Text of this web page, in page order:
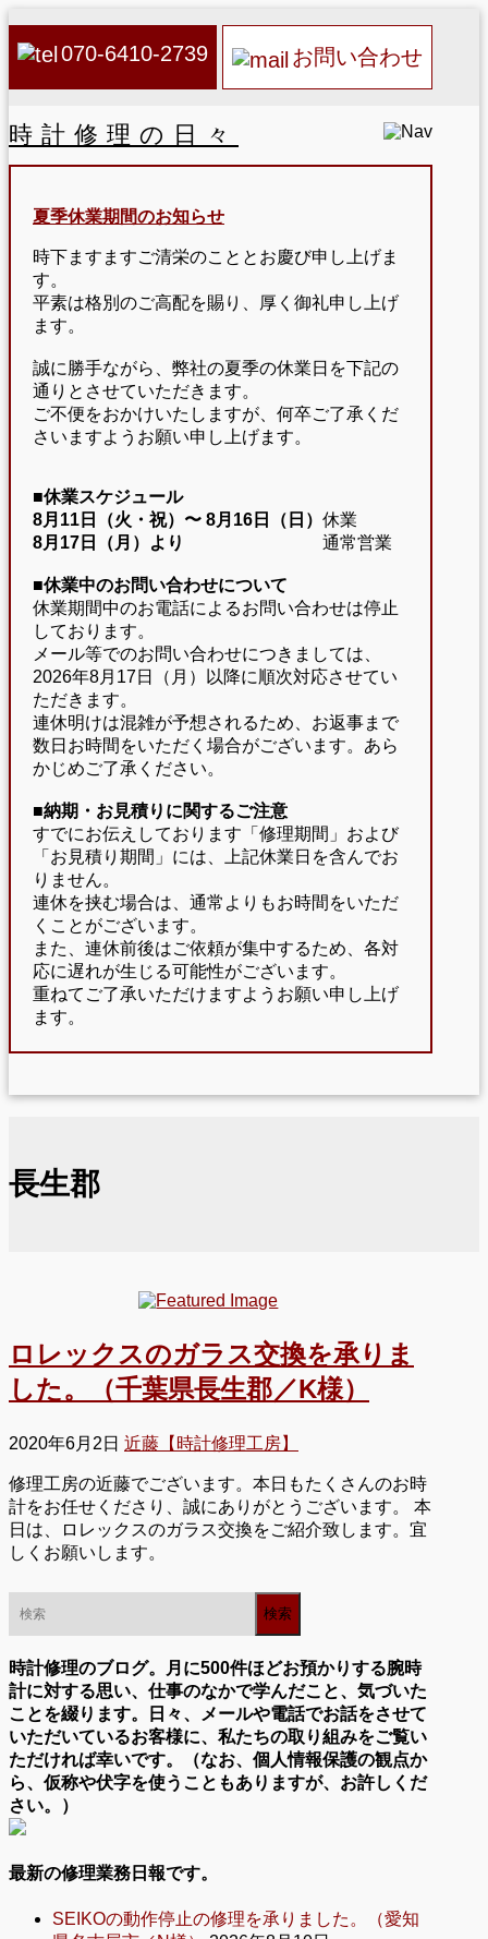
070-6410-2739 お問い合わせ
時計修理の日々
夏季休業期間のお知らせ
時下ますますご清栄のこととお慶び申し上げま
す。
平素は格別のご高配を賜り、厚く御礼申し上げ
ます。
誠に勝手ながら、弊社の夏季の休業日を下記の
通りとさせていただきます。
ご不便をおかけいたしますが、何卒ご了承くだ
さいますようお願い申し上げます。
■休業スケジュール
8月11日（火・祝）〜 8月16日（日） 休業
8月17日（月）より
通常営業
■休業中のお問い合わせについて
休業期間中のお電話によるお問い合わせは停止
しております。
メール等でのお問い合わせにつきましては、
2026年8月17日（月）以降に順次対応させてい
ただきます。
連休明けは混雑が予想されるため、お返事まで
数日お時間をいただく場合がございます。あら
かじめご了承ください。
■納期・お見積りに関するご注意
すでにお伝えしております「修理期間」および
「お見積り期間」には、上記休業日を含んでお
りません。
連休を挟む場合は、通常よりもお時間をいただ
くことがございます。
また、連休前後はご依頼が集中するため、各対
応に遅れが生じる可能性がございます。
重ねてご了承いただけますようお願い申し上げ
ます。
長生郡
ロレックスのガラス交換を承りま
した。（千葉県長生郡／K様）
2020年6月2日 近藤【時計修理工房】
修理工房の近藤でございます。本日もたくさんのお時
計をお任せくださり、誠にありがとうございます。 本
日は、ロレックスのガラス交換をご紹介致します。宜
しくお願いします。
時計修理のブログ。月に500件ほどお預かりする腕時
計に対する思い、仕事のなかで学んだこと、気づいた
ことを綴ります。日々、メールや電話でお話をさせて
いただいているお客様に、私たちの取り組みをご覧い
ただければ幸いです。（なお、個人情報保護の観点か
ら、仮称や伏字を使うこともありますが、お許しくだ
さい。）
最新の修理業務日報です。
SEIKOの動作停止の修理を承りました。（愛知